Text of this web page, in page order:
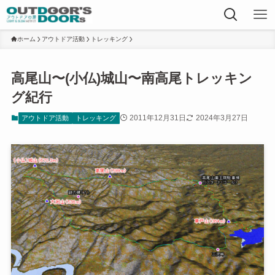
ホーム アウトドア活動 トレッキング
高尾山〜(小仏)城山〜南高尾トレッキン
グ紀行
アウトドア活動 トレッキング 2011年12月31日 2024年3月27日